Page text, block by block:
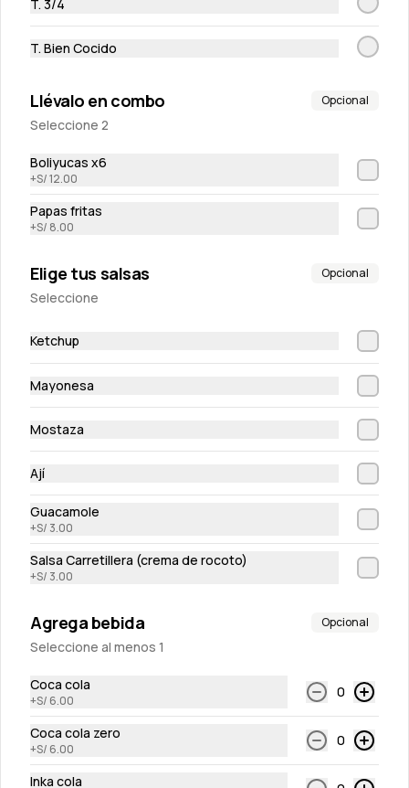
8 Mozarella Sticks para dipear en salsa honey mustard y nuestra
S/ 32.00
Pita chips
Tostaditas de pan pita
S/ 10.00
Wantan chips
Tostaditas crocantes de masa wantan
S/ 10.00
T. 3/4
T. Bien Cocido
Llévalo en combo Opcional
Seleccione 2
Boliyucas x6
+S/ 12.00
Papas fritas
+S/ 8.00
Elige tus salsas Opcional
Seleccione
Ketchup
Mayonesa
Mostaza
Ají
Guacamole
+S/ 3.00
Salsa Carretillera (crema de rocoto)
+S/ 3.00
Agrega bebida Opcional
Seleccione al menos 1
Coca cola
+S/ 6.00
0
Coca cola zero
+S/ 6.00
0
Inka cola